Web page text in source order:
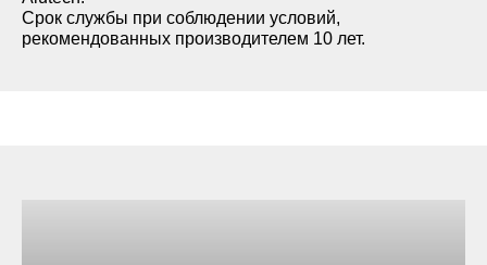
Срок службы при соблюдении условий,
рекомендованных производителем 10 лет.